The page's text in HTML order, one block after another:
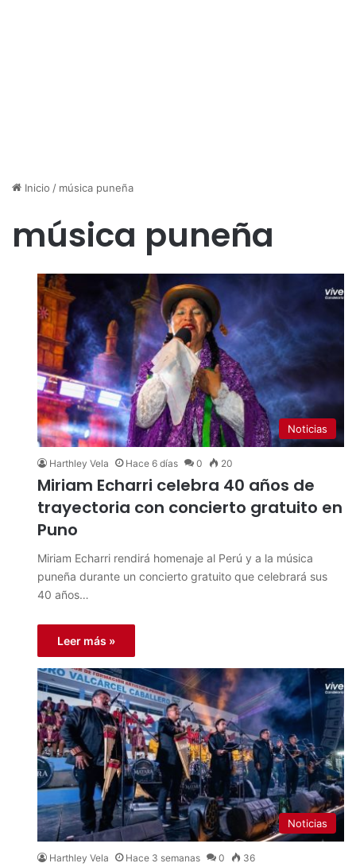
Inicio / música puneña
música puneña
Noticias
Harthley Vela Hace 6 días 0 20
Miriam Echarri celebra 40 años de
trayectoria con concierto gratuito en
Puno
Miriam Echarri rendirá homenaje al Perú y a la música
puneña durante un concierto gratuito que celebrará sus
40 años…
Leer más »
Noticias
Harthley Vela Hace 3 semanas 0 36